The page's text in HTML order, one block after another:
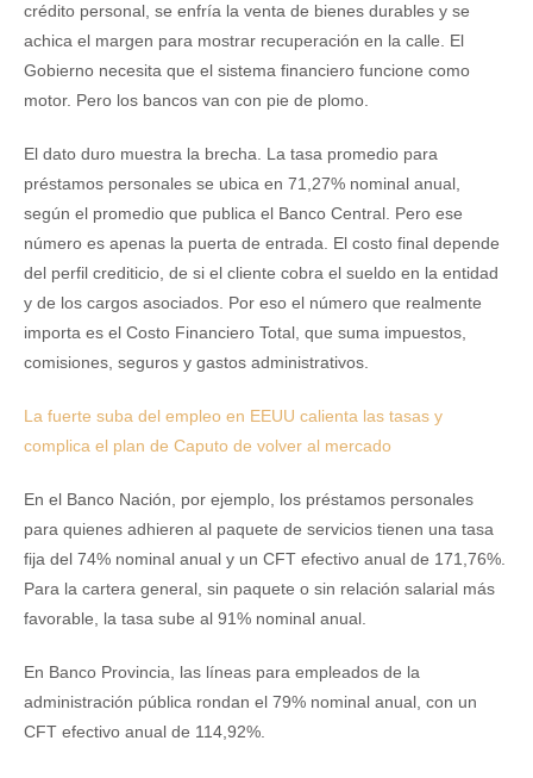
crédito personal, se enfría la venta de bienes durables y se
achica el margen para mostrar recuperación en la calle. El
Gobierno necesita que el sistema financiero funcione como
motor. Pero los bancos van con pie de plomo.
El dato duro muestra la brecha. La tasa promedio para
préstamos personales se ubica en 71,27% nominal anual,
según el promedio que publica el Banco Central. Pero ese
número es apenas la puerta de entrada. El costo final depende
del perfil crediticio, de si el cliente cobra el sueldo en la entidad
y de los cargos asociados. Por eso el número que realmente
importa es el Costo Financiero Total, que suma impuestos,
comisiones, seguros y gastos administrativos.
La fuerte suba del empleo en EEUU calienta las tasas y
complica el plan de Caputo de volver al mercado
En el Banco Nación, por ejemplo, los préstamos personales
para quienes adhieren al paquete de servicios tienen una tasa
fija del 74% nominal anual y un CFT efectivo anual de 171,76%.
Para la cartera general, sin paquete o sin relación salarial más
favorable, la tasa sube al 91% nominal anual.
En Banco Provincia, las líneas para empleados de la
administración pública rondan el 79% nominal anual, con un
CFT efectivo anual de 114,92%.